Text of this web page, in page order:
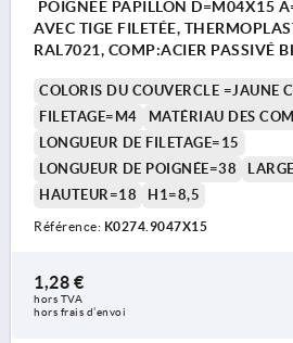
POIGNÉE PAPILLON D=M04X15
AVEC TIGE FILETÉE,
RAL7021, COMP:ACIER PASSIVÉ
COLORIS DU COUVERCLE =JAUNE
FILETAGE=M4
MATÉRIAU DES
LONGUEUR DE FILETAGE=15
LONGUEUR DE POIGNÉE=38
HAUTEUR=18
H1=8,5
Référence: K0274.9047X15
1,28 €
hors TVA
hors frais d’envoi